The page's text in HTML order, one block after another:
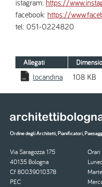
istagram: https://
facebook: https://
tel: 051-0224820
Allegati
locandina 108 KB
Ordine degli Architetti, Pianificatori,
Via Saragozza 175
40135 Bologna
Cf 80039010378
PEC
Orari